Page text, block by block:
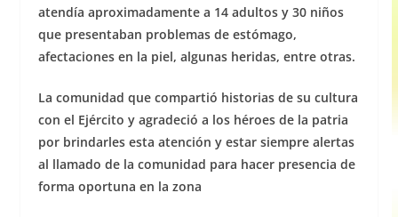
atendía aproximadamente a 14 adultos y 30 niños
que presentaban problemas de estómago,
afectaciones en la piel, algunas heridas, entre otras.
La comunidad que compartió historias de su cultura
con el Ejército y agradeció a los héroes de la patria
por brindarles esta atención y estar siempre alertas
al llamado de la comunidad para hacer presencia de
forma oportuna en la zona